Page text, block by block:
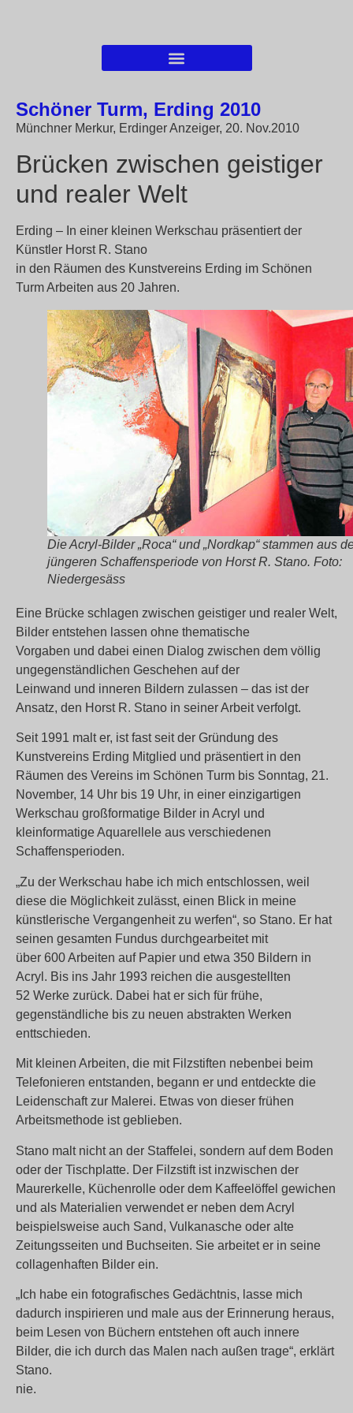
Schöner Turm, Erding 2010
Münchner Merkur, Erdinger Anzeiger, 20. Nov.2010
Brücken zwischen geistiger
und realer Welt
Erding – In einer kleinen Werkschau präsentiert der
Künstler Horst R. Stano
in den Räumen des Kunstvereins Erding im Schönen
Turm Arbeiten aus 20 Jahren.
Die Acryl-Bilder „Roca“ und „Nordkap“ stammen aus
jüngeren Schaffensperiode von Horst R. Stano. Foto:
Niedergesäss
Eine Brücke schlagen zwischen geistiger und realer Welt,
Bilder entstehen lassen ohne thematische
Vorgaben und dabei einen Dialog zwischen dem völlig
ungegenständlichen Geschehen auf der
Leinwand und inneren Bildern zulassen – das ist der
Ansatz, den Horst R. Stano in seiner Arbeit verfolgt.
Seit 1991 malt er, ist fast seit der Gründung des
Kunstvereins Erding Mitglied und präsentiert in den
Räumen des Vereins im Schönen Turm bis Sonntag, 21.
November, 14 Uhr bis 19 Uhr, in einer einzigartigen
Werkschau großformatige Bilder in Acryl und
kleinformatige Aquarellele aus verschiedenen
Schaffensperioden.
„Zu der Werkschau habe ich mich entschlossen, weil
diese die Möglichkeit zulässt, einen Blick in meine
künstlerische Vergangenheit zu werfen“, so Stano. Er hat
seinen gesamten Fundus durchgearbeitet mit
über 600 Arbeiten auf Papier und etwa 350 Bildern in
Acryl. Bis ins Jahr 1993 reichen die ausgestellten
52 Werke zurück. Dabei hat er sich für frühe,
gegenständliche bis zu neuen abstrakten Werken
enttschieden.
Mit kleinen Arbeiten, die mit Filzstiften nebenbei beim
Telefonieren entstanden, begann er und entdeckte die
Leidenschaft zur Malerei. Etwas von dieser frühen
Arbeitsmethode ist geblieben.
Stano malt nicht an der Staffelei, sondern auf dem Boden
oder der Tischplatte. Der Filzstift ist inzwischen der
Maurerkelle, Küchenrolle oder dem Kaffeelöffel gewichen
und als Materialien verwendet er neben dem Acryl
beispielsweise auch Sand, Vulkanasche oder alte
Zeitungsseiten und Buchseiten. Sie arbeitet er in seine
collagenhaften Bilder ein.
„Ich habe ein fotografisches Gedächtnis, lasse mich
dadurch inspirieren und male aus der Erinnerung heraus,
beim Lesen von Büchern entstehen oft auch innere
Bilder, die ich durch das Malen nach außen trage“, erklärt
Stano.
nie.